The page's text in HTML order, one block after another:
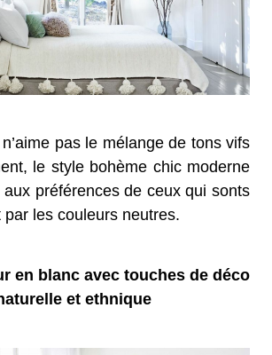
pas le mélange de tons vifs
le style bohème chic moderne
aux préférences de ceux qui sonts
les couleurs neutres.
en blanc avec touches de déco
et ethnique